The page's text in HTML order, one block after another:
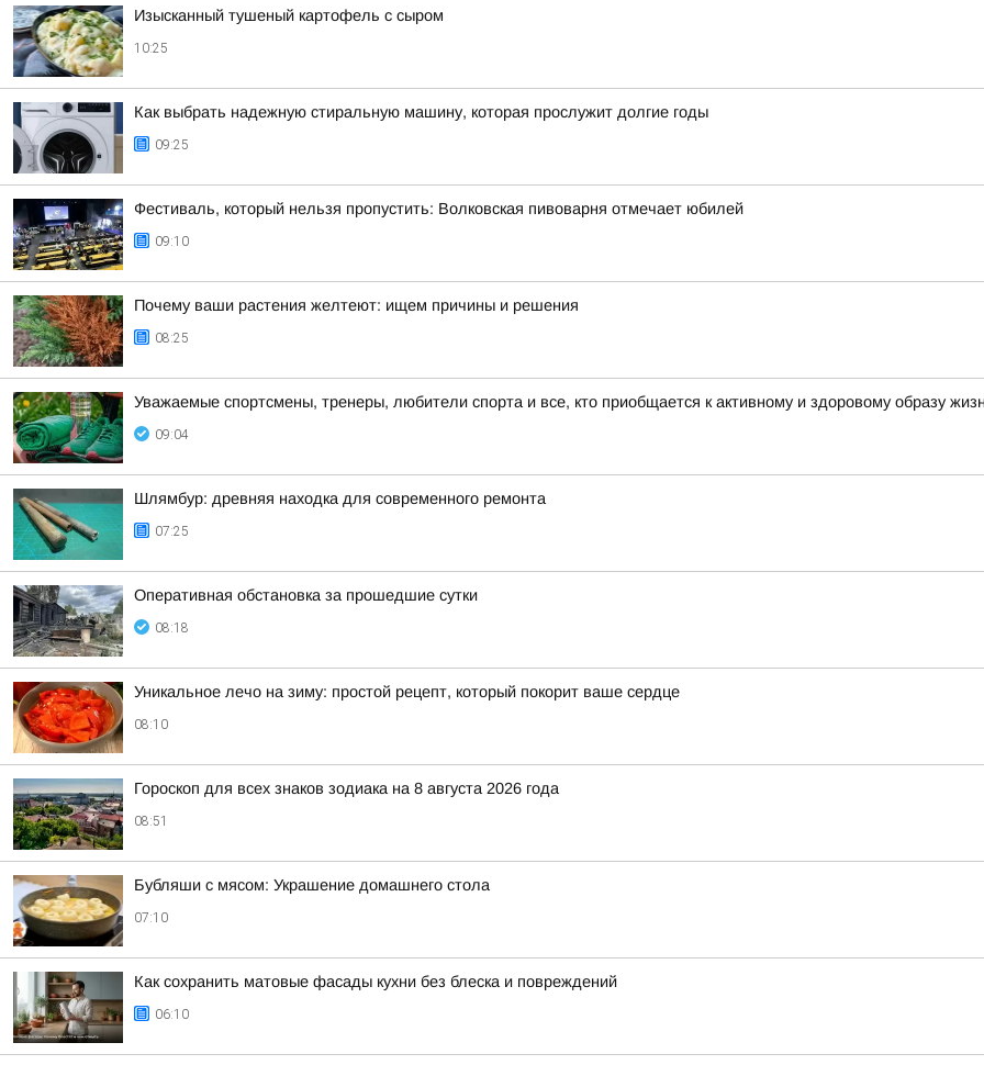
Изысканный тушеный картофель с сыром
10:25
Как выбрать надежную стиральную машину, которая прослужит долгие годы
09:25
Фестиваль, который нельзя пропустить: Волковская пивоварня отмечает юбилей
09:10
Почему ваши растения желтеют: ищем причины и решения
08:25
Уважаемые спортсмены, тренеры, любители спорта и все, кто приобщается к активному и здоровому образу
09:04
Шлямбур: древняя находка для современного ремонта
07:25
Оперативная обстановка за прошедшие сутки
08:18
Уникальное лечо на зиму: простой рецепт, который покорит ваше сердце
08:10
Гороскоп для всех знаков зодиака на 8 августа 2026 года
08:51
Бубляши с мясом: Украшение домашнего стола
07:10
Как сохранить матовые фасады кухни без блеска и повреждений
06:10